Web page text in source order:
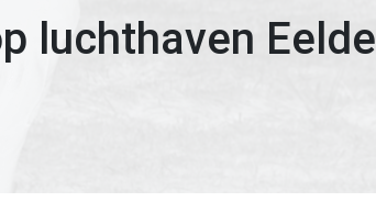
luchthaven Eelde